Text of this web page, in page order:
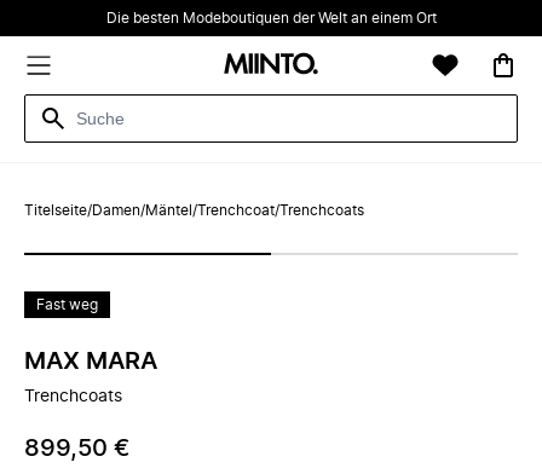
Die besten Modeboutiquen der Welt an einem Ort
Titelseite/Damen/Mäntel /Trenchcoat/Trenchcoats
Fast weg
MAX MARA
Trenchcoats
899,50 €